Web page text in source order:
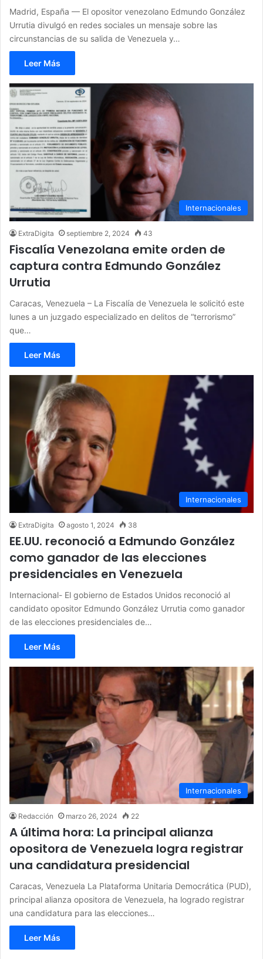
Madrid, España — El opositor venezolano Edmundo González
Urrutia divulgó en redes sociales un mensaje sobre las
circunstancias de su salida de Venezuela y…
Leer Más
Internacionales
ExtraDigita septiembre 2, 2024 43
Fiscalía Venezolana emite orden de
captura contra Edmundo González
Urrutia
Caracas, Venezuela – La Fiscalía de Venezuela le solicitó este
lunes a un juzgado especializado en delitos de “terrorismo”
que…
Leer Más
Internacionales
ExtraDigita agosto 1, 2024 38
EE.UU. reconoció a Edmundo González
como ganador de las elecciones
presidenciales en Venezuela
Internacional- El gobierno de Estados Unidos reconoció al
candidato opositor Edmundo González Urrutia como ganador
de las elecciones presidenciales de…
Leer Más
Internacionales
Redacción marzo 26, 2024 22
A última hora: La principal alianza
opositora de Venezuela logra registrar
una candidatura presidencial
Caracas, Venezuela La Plataforma Unitaria Democrática (PUD),
principal alianza opositora de Venezuela, ha logrado registrar
una candidatura para las elecciones…
Leer Más